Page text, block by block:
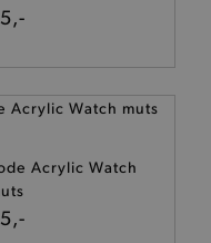
Acrylic Watch